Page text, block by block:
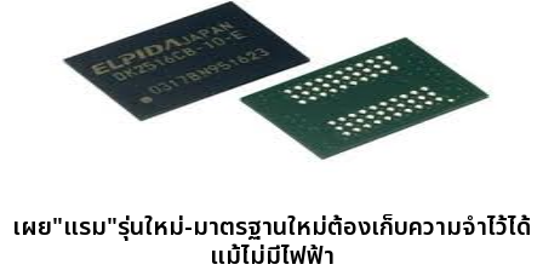
เผย"แรม"รุ่นใหม่-มาตรฐานใหม่ต้องเก็บความจำไว้ได้
แม้ไม่มีไฟฟ้า